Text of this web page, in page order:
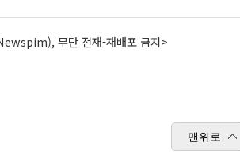
무단 전재-재배포 금지>
맨위로